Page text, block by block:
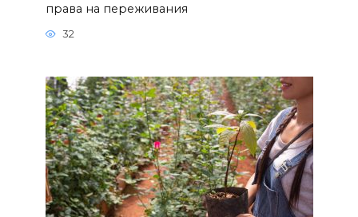
права на переживания
32